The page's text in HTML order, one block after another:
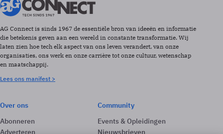
AG Connect is sinds 1967 de essentiële bron van ideeën en informatie
die betekenis geven aan een wereld in constante transformatie. Wij
laten zien hoe tech elk aspect van ons leven verandert, van onze
organisaties, ons werk en onze carrière tot onze cultuur, wetenschap
en maatschappij.
Lees ons manifest >
Over ons
Abonneren
Adverteren
Community
Events & Opleidingen
Nieuwsbrieven